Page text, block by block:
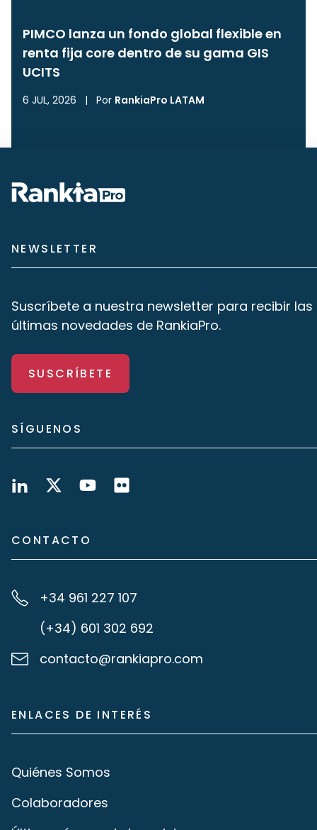
PIMCO lanza un fondo global flexible en
renta fija core dentro de su gama GIS
UCITS
6 JUL, 2026 | Por RankiaPro LATAM
NEWSLETTER
Suscríbete a nuestra newsletter para recibir las
últimas novedades de RankiaPro.
SUSCRÍBETE
SÍGUENOS
CONTACTO
+34 961 227 107
(+34) 601 302 692
contacto@rankiapro.com
ENLACES DE INTERÉS
Quiénes Somos
Colaboradores